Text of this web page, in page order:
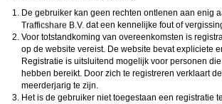
De gebruiker kan geen rechten ontlenen aan enig
dat een kennelijke fout of
Voor totstandkoming van overeenkomsten is
op de website vereist. De website bevat expliciete
Registratie is uitsluitend mogelijk voor personen
hebben bereikt. Door zich te registreren verklaart
meerderjarig te zijn.
Het is de gebruiker niet toegestaan een registratie